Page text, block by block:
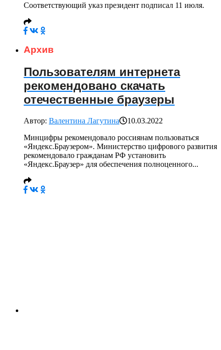
Соответствующий указ президент подписал 11 июля.
Архив
Пользователям интернета
рекомендовано скачать
отечественные браузеры
Автор: Валентина Лагутина
10.03.2022
Минцифры рекомендовало россиянам пользоваться
«Яндекс.Браузером». Министерство цифрового развития
рекомендовало гражданам РФ установить
«Яндекс.Браузер» для обеспечения полноценного...